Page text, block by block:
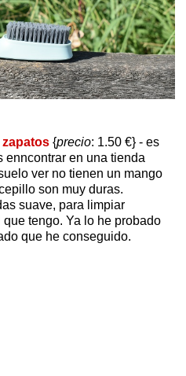
{precio: 1.50 €} - es
enncontrar en una tienda
ver no tienen un mango
son muy duras.
suave, para limpiar
tengo. Ya lo he probado
que he conseguido.